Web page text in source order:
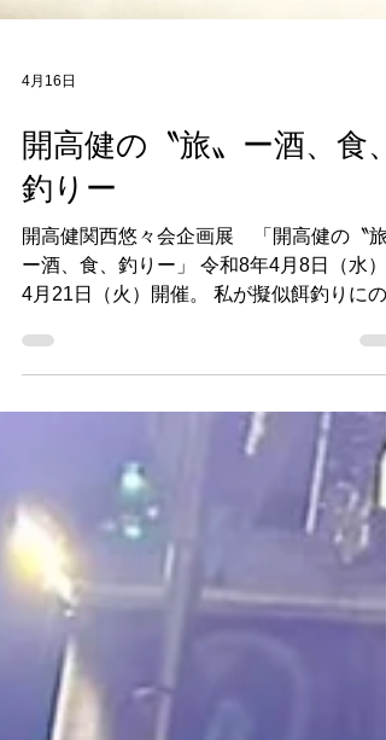
4月16日
開高健の〝旅〟ー酒、食、
釣りー
開高健関西悠々会企画展 「開高健の〝旅
ー酒、食、釣りー」 令和8年4月8日（水）
4月21日（火）開催。 私が擬似餌釣りにの
り込んだのは、開高健のウイスキーCMに
かれ、著書「オーパ！」や「私の釣魚大全
を読んだことがきっかけ。 当時は訪れる人
もいなかったアラスカでのオヒョウ釣りは
マンと冒険心に溢れ、〝教授〟こと辻調理
学校の谷口博之さんが戸板に盛りつけた巨
オヒョウの姿造りはまぶたに焼き付いて離
なかった。 ワイルドなアマゾン川での釣旅
は、おびただしい 虫に悩まされたり、ゲテ
モノ喰いをしながら、地殻を掘削機で掘り
こすような文体で本質をえぐり出し、自然